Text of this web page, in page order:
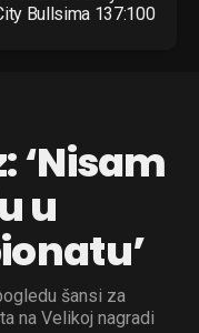
Bullsima 137:100
‘Nisam
u
šansi za
na Velikoj nagradi